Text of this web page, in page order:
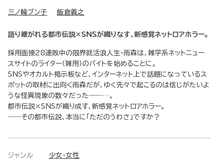
三ノ輪ブン子 飯倉義之
語り継がれる都市伝説×SNSが織りなす、新感覚ネットロアホラー。
採用面接28連敗中の限界就活浪人生・雨森は、雑学系ネットニュー
スサイトのライター（雑用）のバイトを始めることに。
SNSやオカルト掲示板など、インターネット上で話題になっているス
ポットの取材に出向く雨森だが、ゆく先々で起こるのは信じがたいよ
うな怪異現象の数々だった――…。
都市伝説×SNSが織り成す、新感覚ネットロアホラー。
――その都市伝説、本当に「ただのうわさ」ですか？
ジャンル 少女・女性